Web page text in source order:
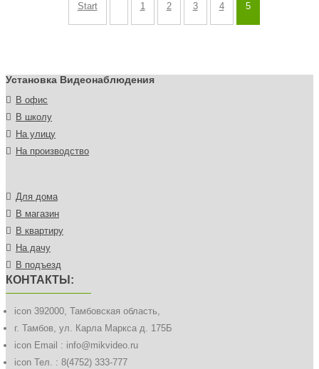
Start 1 2 3 4 5
Установка Видеонаблюдения
В офис
В школу
На улицу
На производство
Для дома
В магазин
В квартиру
На дачу
В подъезд
КОНТАКТЫ:
icon 392000, Тамбовская область,
г. Тамбов, ул. Карла Маркса д. 175Б
icon Email : info@mikvideo.ru
icon Тел. : 8(4752) 333-777